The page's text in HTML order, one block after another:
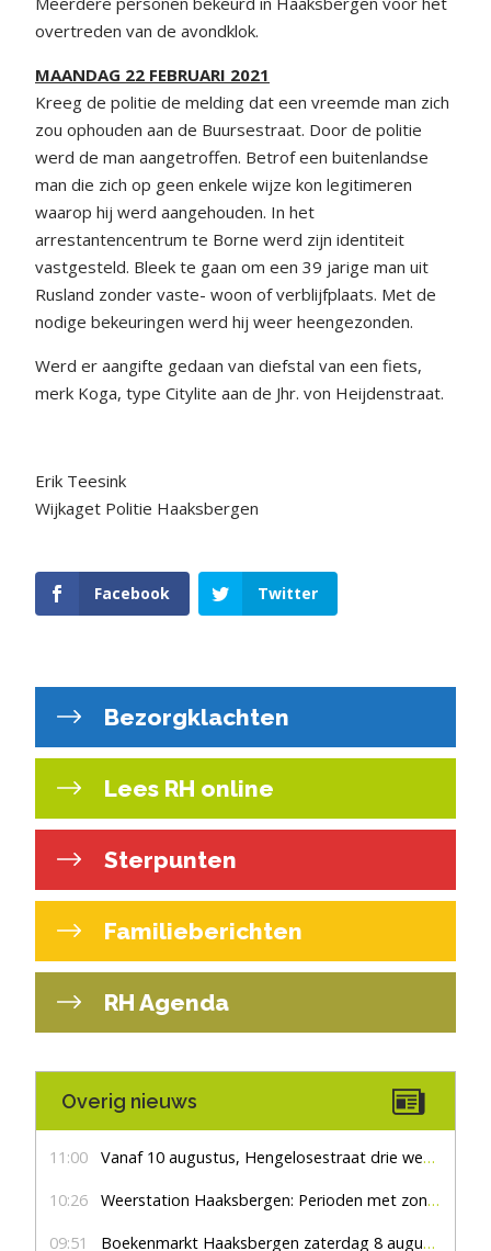
overtreden van de avondklok.
MAANDAG 22 FEBRUARI 2021
Kreeg de politie de melding dat een vreemde man zich
zou ophouden aan de Buursestraat. Door de politie
werd de man aangetroffen. Betrof een buitenlandse
man die zich op geen enkele wijze kon legitimeren
waarop hij werd aangehouden. In het
arrestantencentrum te Borne werd zijn identiteit
vastgesteld. Bleek te gaan om een 39 jarige man uit
Rusland zonder vaste- woon of verblijfplaats. Met de
nodige bekeuringen werd hij weer heengezonden.
Werd er aangifte gedaan van diefstal van een fiets,
merk Koga, type Citylite aan de Jhr. von Heijdenstraat.
Erik Teesink
Wijkaget Politie Haaksbergen
Facebook Twitter
Bezorgklachten
Lees RH online
Sterpunten
Familieberichten
RH Agenda
Overig nieuws
11:00 Vanaf 10 augustus, Hengelosestraat drie weken dicht voor doorgaand verkeer
10:26 Weerstation Haaksbergen: Perioden met zon en droog
09:51 Boekenmarkt Haaksbergen zaterdag 8 augustus, marktplein Haaksbergen